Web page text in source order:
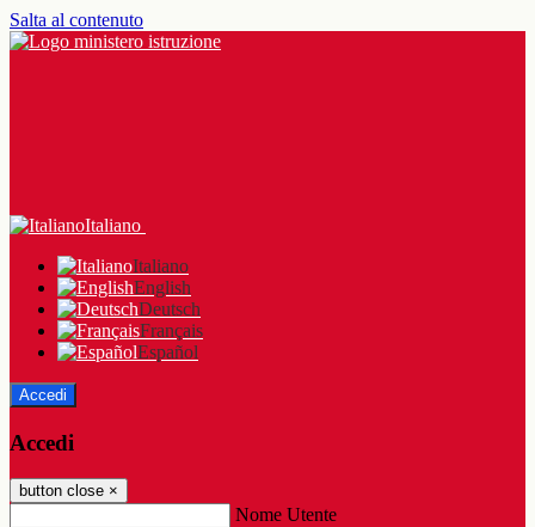
Salta al contenuto
Italiano
Italiano
English
Deutsch
Français
Español
Accedi
Accedi
button close ×
Nome Utente